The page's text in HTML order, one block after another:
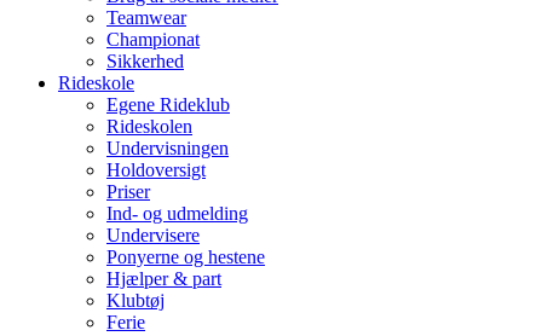
Teamwear
Championat
Sikkerhed
Rideskole
Egene Rideklub
Rideskolen
Undervisningen
Holdoversigt
Priser
Ind- og udmelding
Undervisere
Ponyerne og hestene
Hjælper & part
Klubtøj
Ferie